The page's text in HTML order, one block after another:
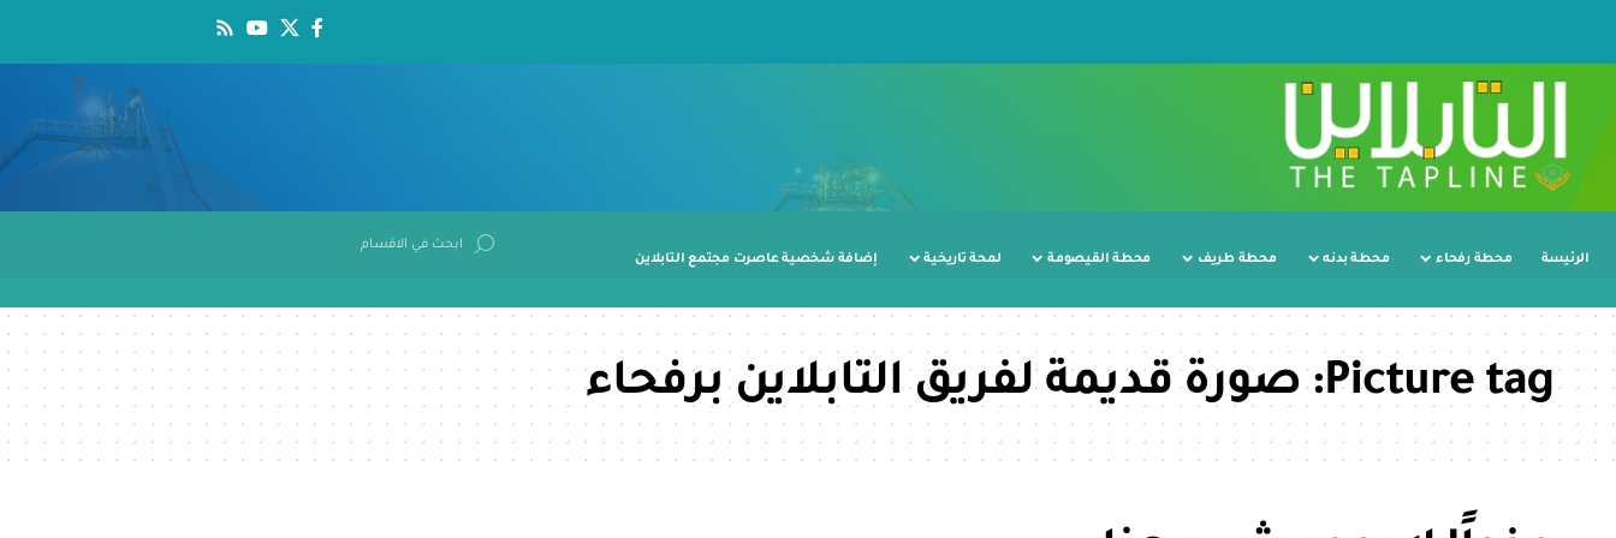
الرئيسة محطة رفحاء محطة بدنه محطة طريف محطة القيصومة لمحة تاريخية إضافة شخصية عاصرت مجتمع التابلاين
Picture tag: صورة قديمة لفريق التابلاين برفحاء